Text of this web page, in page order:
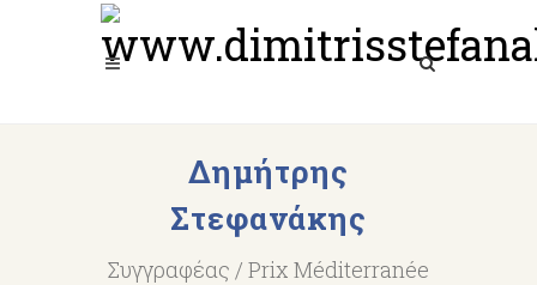
Δημήτρης
Στεφανάκης
Συγγραφέας / Prix Méditerranée